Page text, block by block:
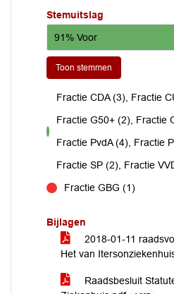
Stemuitslag
91% Voor
Toon stemmen
voor
Fractie CDA (3), Fractie
Fractie G50+ (2), Fractie
Fractie PvdA (4), Fractie
Fractie SP (2), Fractie
Fractie GBG (1)
Bijlagen
2018-01-11
Het van
Raadsbesluit